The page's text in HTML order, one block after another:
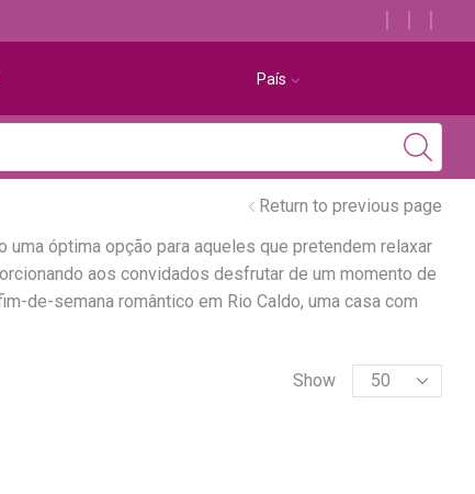
País
Return to previous page
uma óptima opção para aqueles que pretendem relaxar
aos convidados desfrutar de um momento de
de-semana romântico em Rio Caldo, uma casa com
Show